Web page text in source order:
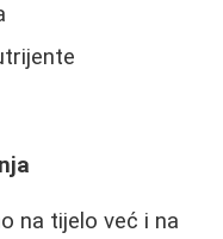
na tijelo već i na